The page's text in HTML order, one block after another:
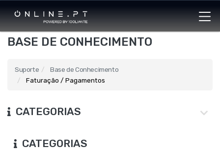
BASE DE CONHECIMENTO
Suporte
Base de Conhecimento
Faturação / Pagamentos
CATEGORIAS
CATEGORIAS